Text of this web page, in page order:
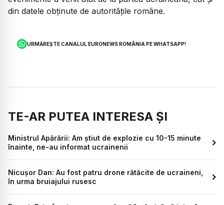
din datele obținute de autoritățile române.
URMĂREȘTE CANALUL EURONEWS ROMÂNIA PE WHATSAPP!
TE-AR PUTEA INTERESA ȘI
Ministrul Apărării: Am știut de explozie cu 10-15 minute
înainte, ne-au informat ucrainenii
Nicușor Dan: Au fost patru drone rătăcite de ucraineni,
în urma bruiajului rusesc